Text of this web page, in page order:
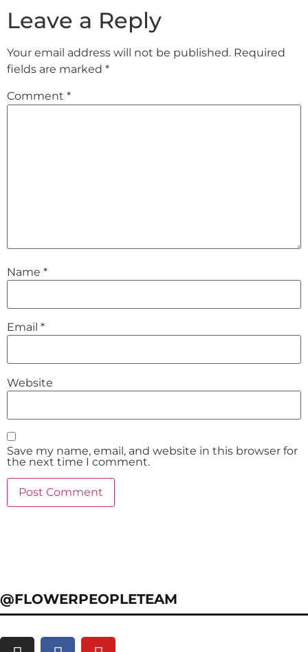
Leave a Reply
Your email address will not be published. Required
fields are marked *
Comment *
Name *
Email *
Website
Save my name, email, and website in this browser for
the next time I comment.
@FLOWERPEOPLETEAM